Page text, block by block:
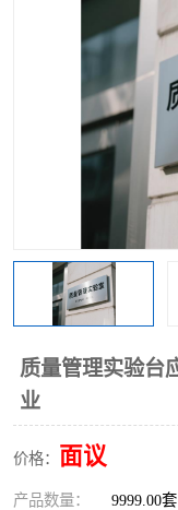
质量管理实验台
业
价格： 面议
产品数量： 9999.00套
工业工程实训室